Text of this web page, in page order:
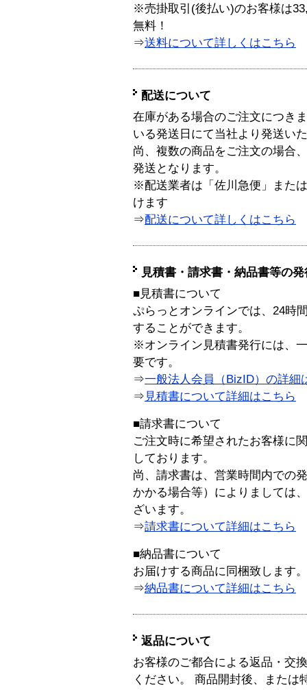
※売掛取引(後払い)のお客様は
無料！
⇒送料について詳しくはこちら
配送について
在庫がある場合のご注文につき
いる発送日にて当社より発送い
尚、複数の商品をご注文の場合
発送となります。
※配送業者は「佐川急便」また
けます
⇒配送について詳しくはこちら
見積書・請求書・納品書等の
■見積書について
ぷらっとオンラインでは、24時
することができます。
※オンライン見積書発行には、
要です。
⇒一般法人会員（BizID）の詳細
⇒ 見積書について詳細はこちら
■請求書について
ご注文時に希望されたお客様に
しております。
尚、請求書は、営業時間内での
かかる場合等）によりましては
ざいます。
⇒請求書について詳細はこちら
■納品書について
お届けする商品に同梱致します。
⇒納品書について詳細はこちら
返品について
お客様のご都合による返品・交
ください。 商品開封後、または